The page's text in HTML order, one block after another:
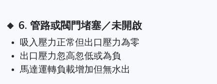
🔸 6. 管路或閥門堵塞／未開啟
吸入壓力正常但出口壓力為零
出口壓力忽高忽低或為負
馬達運轉負載增加但無水出